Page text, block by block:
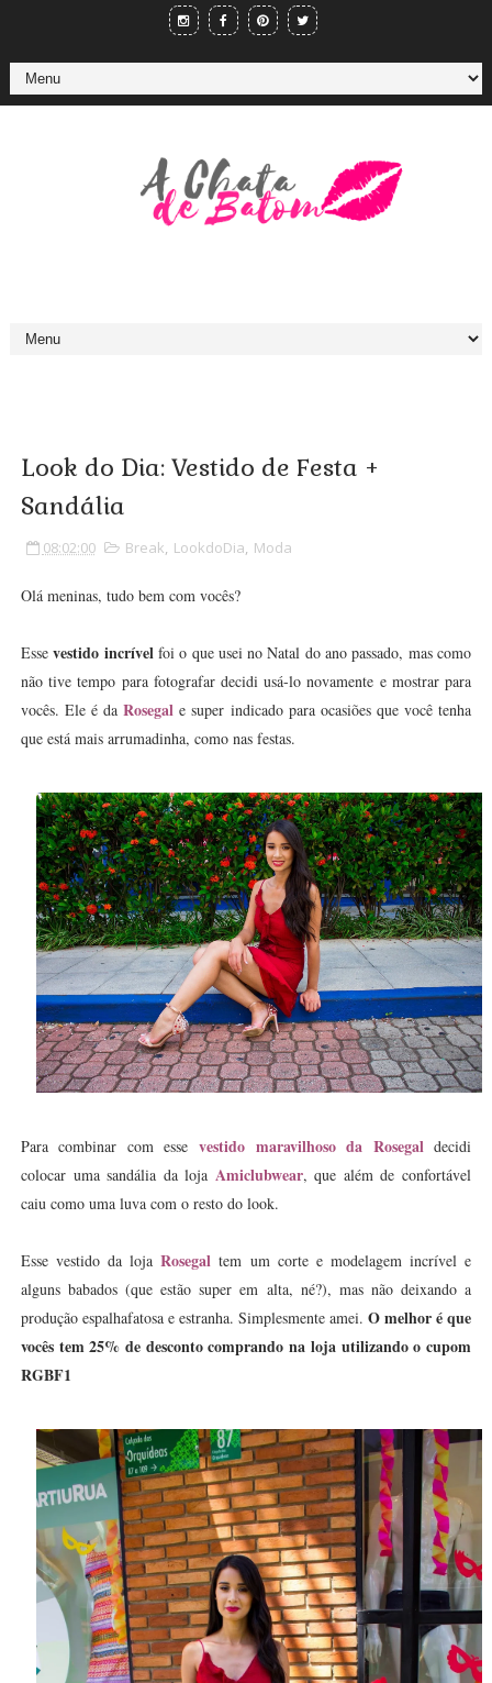
Look do Dia: Vestido de Festa +
Sandália
08:02:00 Break, LookdoDia, Moda
Olá meninas, tudo bem com vocês?
Essevestido incrível foi o que usei no Natal do ano passado, mas como
não tive tempo para fotografar decidi usá-lo novamente e mostrar para
vocês. Ele é daRosegal e super indicado para ocasiões que você tenha
que está mais arrumadinha, como nas festas.
Para combinar com esse vestido maravilhoso da Rosegaldecidi
colocar uma sandália da loja Amiclubwear, que além de confortável
caiu como uma luva com o resto do look.
Esse vestido da lojaRosegal tem um corte e modelagem incrível e
alguns babados (que estão super em alta, né?), mas não deixando a
produção espalhafatosa e estranha. Simplesmente amei.O melhor é que
vocês tem 25% de desconto comprando na loja utilizando o cupom
RGBF1